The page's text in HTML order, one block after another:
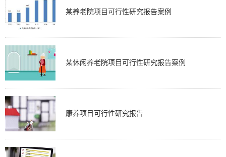
某养老院项目可行性研究报告案例
某休闲养老院项目可行性研究报告案例
康养项目可行性研究报告